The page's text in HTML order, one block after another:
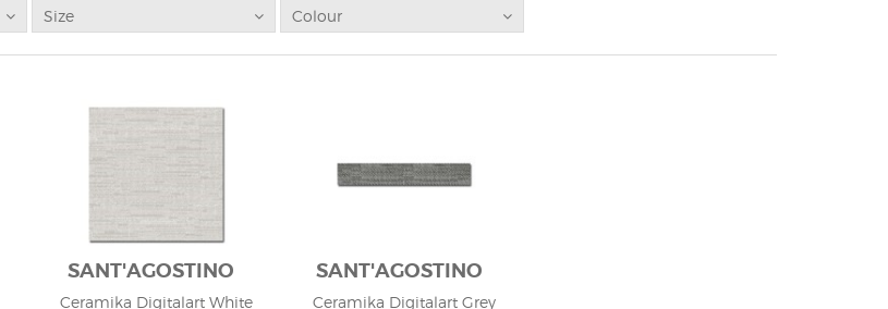
Size Colour
SANT'AGOSTINO
Ceramika Digitalart White
SANT'AGOSTINO
Ceramika Digitalart Grey